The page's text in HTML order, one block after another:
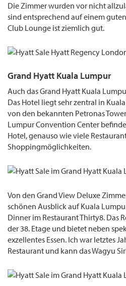
Die Zimmer wurden vor nicht
sind entsprechend auf einem
Club Lounge ist ziemlich gut.
Grand Hyatt Kuala Lumpur
Auch das Grand Hyatt Kuala
Das Hotel liegt sehr zentral in
von den bekannten Petronas
Lumpur Convention Center
Hotel, genauso wie viele
Shoppingmöglichkeiten.
Von den Grand View Deluxe
schönen Ausblick auf Kuala
Dinner im Restaurant Thirty8. Das
der 38. Etage und bietet neben
exzellentes Essen. Ich war letztes
Restaurant und kann das Wagyu